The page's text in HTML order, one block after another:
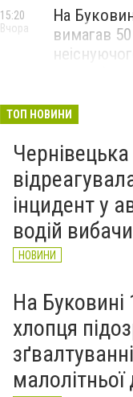
На
вимагав
15:20
Вчора
повалене
порятунок
минула
НОВИНИ
Вчора
ТОП НОВИНИ
Чернівецька
інцидент у
водій
НОВИНИ
На Буковині
хлопця
зґвалтуванні
малолітньої